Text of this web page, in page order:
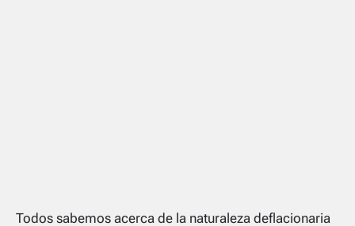
Todos sabemos acerca de la naturaleza deflacionaria